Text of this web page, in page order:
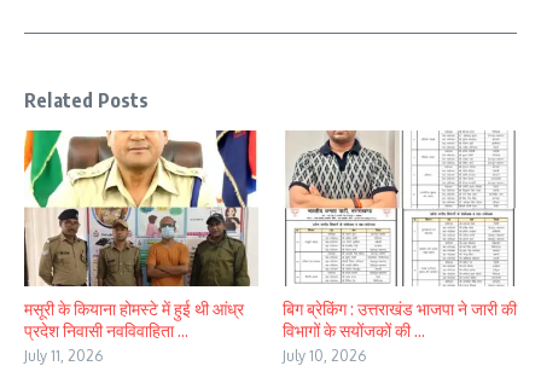
Related Posts
मसूरी के कियाना होमस्टे में हुई थी आंध्र
प्रदेश निवासी नवविवाहिता ...
July 11, 2026
बिग ब्रेकिंग : उत्तराखंड भाजपा ने जारी की
विभागों के सयोंजकों की ...
July 10, 2026